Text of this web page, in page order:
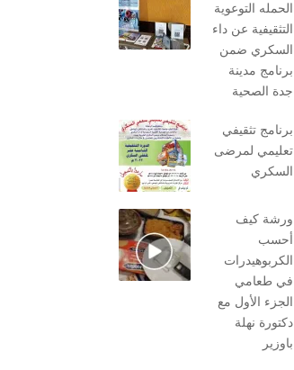
الحمله التوعوية
التثقيفية عن داء
السكري ضمن
برنامج مدينة
جدة الصحية
برنامج تثقيفي
تعليمي لمرضى
السكري
ورشة كيف
أحسب
الكربوهيدرات
في طعامي
الجزء الأول مع
دكتورة نهلة
باوزير